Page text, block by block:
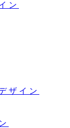
ン
ザイン